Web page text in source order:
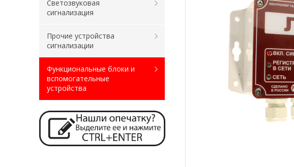
Светозвуковая
сигнализация
Прочие устройства
сигнализации
Функциональные блоки и
вспомогательные
устройства